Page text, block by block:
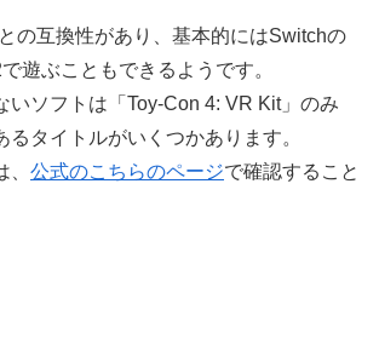
の互換性があり、基本的にはSwitchの
遊ぶこともできるようです。
いソフトは「Toy-Con 4: VR Kit」のみ
るタイトルがいくつかあります。
公式のこちらのページで確認すること